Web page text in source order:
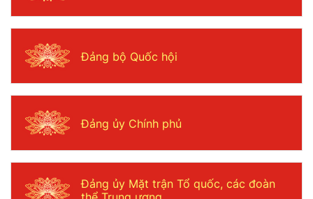
Đảng bộ Quốc hội
Đảng ủy Chính phủ
Đảng ủy Mặt trận Tổ quốc, các đoàn